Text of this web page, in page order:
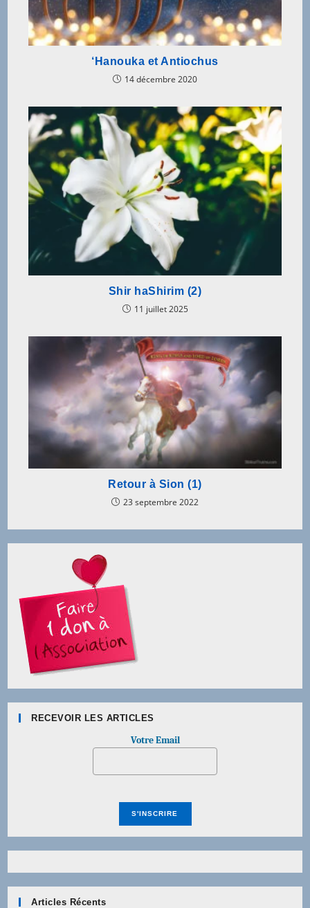
‘Hanouka et Antiochus
14 décembre 2020
Shir haShirim (2)
11 juillet 2025
Retour à Sion (1)
23 septembre 2022
RECEVOIR LES ARTICLES
Votre Email
Articles Récents